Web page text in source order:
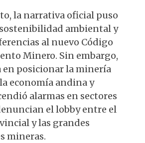
la narrativa oficial puso
ambiental y
al nuevo Código
Minero. Sin embargo,
posicionar la minería
economía andina y
alarmas en sectores
el lobby entre el
y las grandes
mineras.